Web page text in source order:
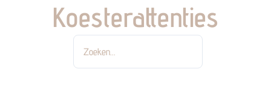
Koesterattenties